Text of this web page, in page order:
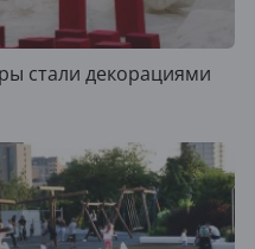
стали декорациями